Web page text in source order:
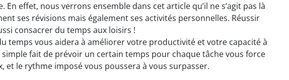
En effet, nous verrons ensemble dans cet article qu’il ne s’agit pas là
ses révisions mais également ses activités personnelles. Réussir
consacrer du temps aux loisirs !
temps vous aidera à améliorer votre productivité et votre capacité à
fait de prévoir un certain temps pour chaque tâche vous force
et le rythme imposé vous poussera à vous surpasser.